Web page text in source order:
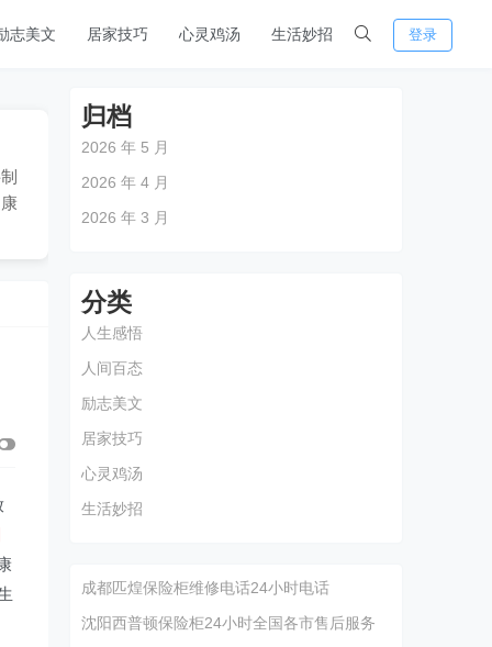
志美文 居家技巧 心灵鸡汤 生活妙招 登录
归档
2026 年 5 月
2026 年 4 月
2026 年 3 月
分类
人生感悟
人间百态
励志美文
居家技巧
心灵鸡汤
生活妙招
成都匹煌保险柜维修电话24小时电话
沈阳西普顿保险柜24小时全国各市售后服务